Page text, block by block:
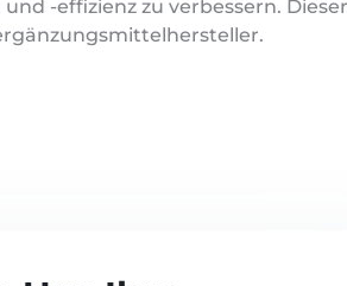
-effizienz zu verbessern.